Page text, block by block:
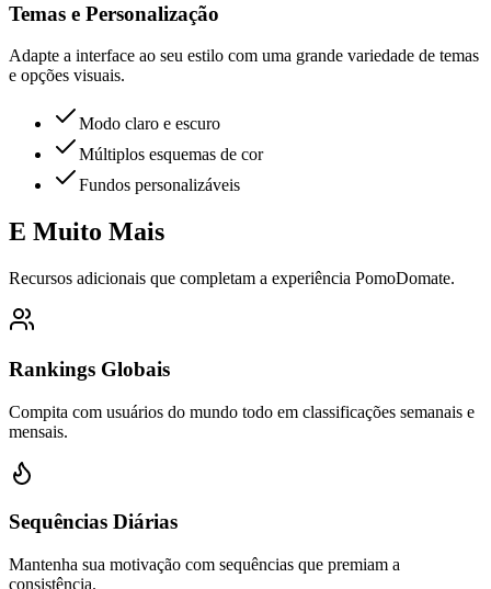
Temas e Personalização
Adapte a interface ao seu estilo com uma grande variedade de temas
e opções visuais.
Modo claro e escuro
Múltiplos esquemas de cor
Fundos personalizáveis
E Muito Mais
Recursos adicionais que completam a experiência PomoDomate.
Rankings Globais
Compita com usuários do mundo todo em classificações semanais e
mensais.
Sequências Diárias
Mantenha sua motivação com sequências que premiam a
consistência.